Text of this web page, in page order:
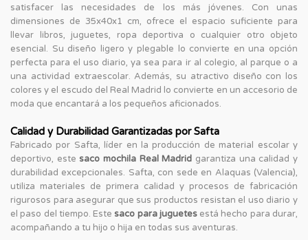
satisfacer las necesidades de los más jóvenes. Con unas
dimensiones de 35x40x1 cm, ofrece el espacio suficiente para
llevar libros, juguetes, ropa deportiva o cualquier otro objeto
esencial. Su diseño ligero y plegable lo convierte en una opción
perfecta para el uso diario, ya sea para ir al colegio, al parque o a
una actividad extraescolar. Además, su atractivo diseño con los
colores y el escudo del Real Madrid lo convierte en un accesorio de
moda que encantará a los pequeños aficionados.
Calidad y Durabilidad Garantizadas por Safta
Fabricado por Safta, líder en la producción de material escolar y
deportivo, este saco mochila Real Madrid garantiza una calidad y
durabilidad excepcionales. Safta, con sede en Alaquas (Valencia),
utiliza materiales de primera calidad y procesos de fabricación
rigurosos para asegurar que sus productos resistan el uso diario y
el paso del tiempo. Este saco para juguetesestá hecho para durar,
acompañando a tu hijo o hija en todas sus aventuras.